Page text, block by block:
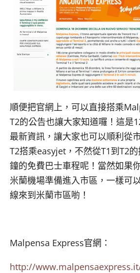
順便把官網上，可以直接搭乘
T2的公告也讓大家知道囉！這是
最新資訊，讓大家也可以順利從
T2搭乘easyjet，不然從T1到T2
鐘的免費巴士車程呢！當然如果
米蘭機場準備進入市區，一樣可
線來到米蘭市區喲！
Malpensa Express官網：
http://